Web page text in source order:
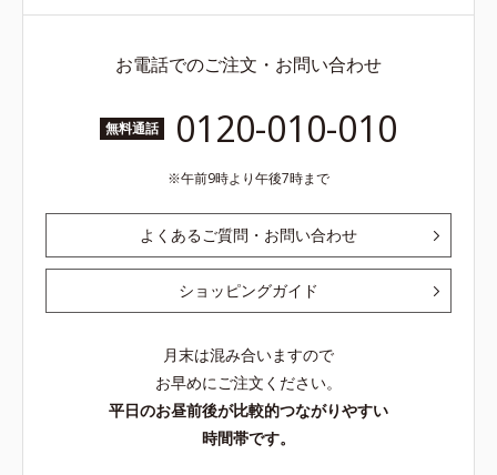
お電話でのご注文・お問い合わせ
無料通話 0120-010-010
午前9時より午後7時まで
よくあるご質問・お問い合わせ
ショッピングガイド
月末は混み合いますので
お早めにご注文ください。
平日のお昼前後が比較的つながりやすい
時間帯です。